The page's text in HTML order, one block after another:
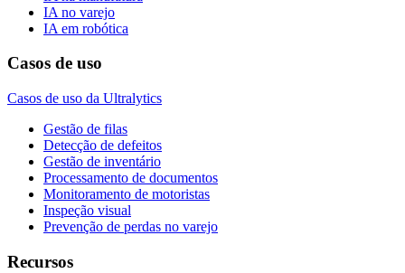
IA no varejo
IA em robótica
Casos de uso
Casos de uso da Ultralytics
Gestão de filas
Detecção de defeitos
Gestão de inventário
Processamento de documentos
Monitoramento de motoristas
Inspeção visual
Prevenção de perdas no varejo
Recursos